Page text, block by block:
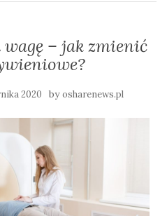
– jak zmienić
2020 byosharenews.pl